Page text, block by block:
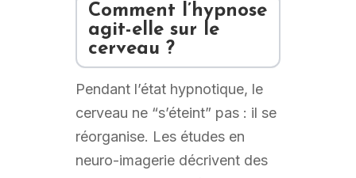
Comment l’hypnose
agit-elle sur le
cerveau ?
Pendant l’état hypnotique, le
cerveau ne “s’éteint” pas : il se
réorganise. Les études en
neuro-imagerie décrivent des